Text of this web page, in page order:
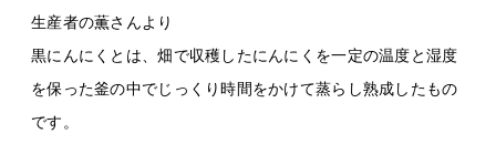
生産者の薫さんより
黒にんにくとは、畑で収穫したにんにくを一定の温度と湿度
を保った釜の中でじっくり時間をかけて蒸らし熟成したもの
です。